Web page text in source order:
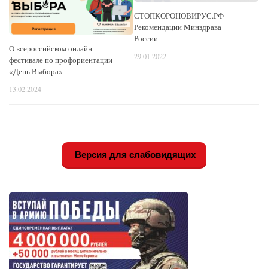
О всероссийском онлайн-
фестивале по профориентации
«День Выбора»
13.02.2024
СТОПКОРОНОВИРУС.РФ
Рекомендации Минздрава
России
29.01.2022
Версия для слабовидящих